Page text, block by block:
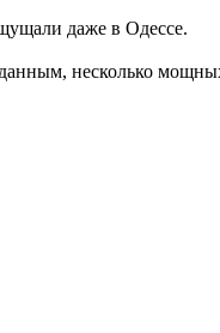
даже в Одессе.
несколько